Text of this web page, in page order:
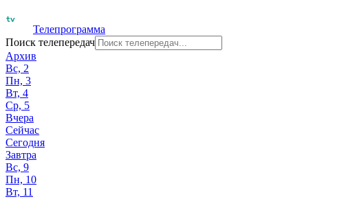
Телепрограмма
Поиск телепередач
Архив
Вс, 2
Пн, 3
Вт, 4
Ср, 5
Вчера
Сейчас
Сегодня
Завтра
Вс, 9
Пн, 10
Вт, 11